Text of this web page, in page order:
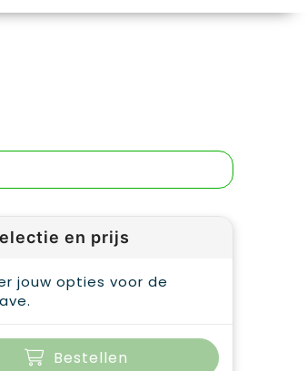
en prijs
jouw opties voor de
Bestellen